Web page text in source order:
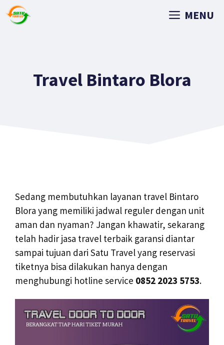
MENU
Travel Bintaro Blora
Sedang membutuhkan layanan travel Bintaro
Blora yang memiliki jadwal reguler dengan unit
aman dan nyaman? Jangan khawatir, sekarang
telah hadir jasa travel terbaik garansi diantar
sampai tujuan dari Satu Travel yang reservasi
tiketnya bisa dilakukan hanya dengan
menghubungi hotline service 0852 2023 5753.